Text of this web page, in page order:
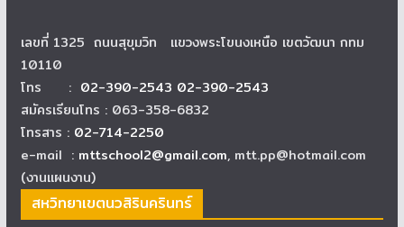
เลขที่ 1325 ถนนสุขุมวิท แขวงพระโขนงเหนือ เขตวัฒนา กทม
10110
โทร : 02-390-2543 02-390-2543
สมัครเรียนโทร : 063-358-6832
โทรสาร : 02-714-2250
e-mail : mttschool2@gmail.com, mtt.pp@hotmail.com
(งานแผนงาน)
สหวิทยาเขตนวสิรินครินทร์